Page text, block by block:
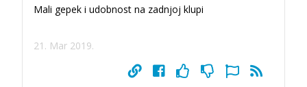
Mali gepek i udobnost na zadnjoj klupi
21. Mar 2019.